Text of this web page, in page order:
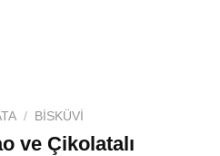
/ BISKÜVI
ve Çikolatalı